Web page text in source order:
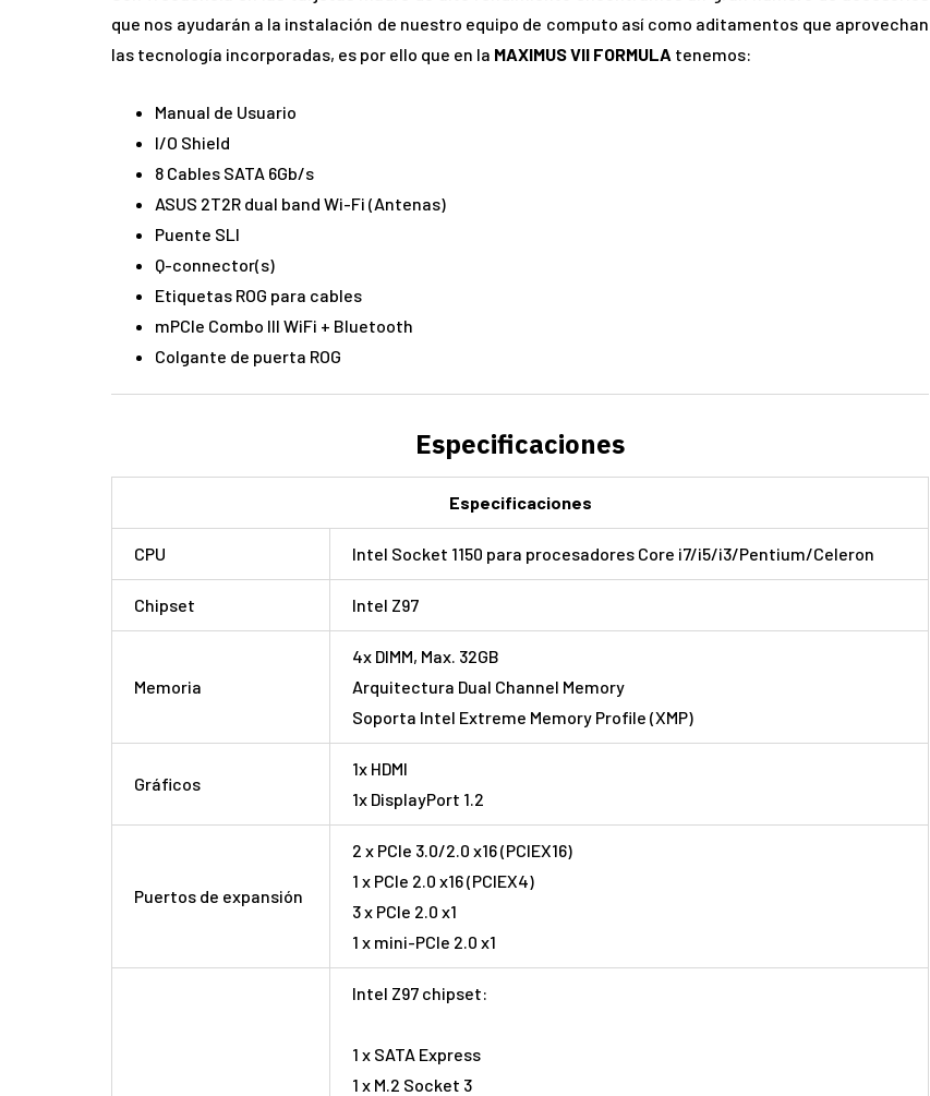
que nos ayudarán a la instalación de nuestro equipo de computo así como aditamentos que aprovechan
las tecnología incorporadas, es por ello que en la MAXIMUS VII FORMULA tenemos:
Manual de Usuario
I/O Shield
8 Cables SATA 6Gb/s
ASUS 2T2R dual band Wi-Fi (Antenas)
Puente SLI
Q-connector(s)
Etiquetas ROG para cables
mPCIe Combo III WiFi + Bluetooth
Colgante de puerta ROG
Especificaciones
Especificaciones
CPU Intel Socket 1150 para procesadores Core i7/i5/i3/Pentium/Celeron
Chipset Intel Z97
Memoria
4x DIMM, Max. 32GB
Arquitectura Dual Channel Memory
Soporta Intel Extreme Memory Profile (XMP)
Gráficos
1x HDMI
1x DisplayPort 1.2
Puertos de expansión
2 x PCIe 3.0/2.0 x16 (PCIEX16)
1 x PCIe 2.0 x16 (PCIEX4)
3 x PCIe 2.0 x1
1 x mini-PCIe 2.0 x1
Intel Z97 chipset:
1 x SATA Express
1 x M.2 Socket 3